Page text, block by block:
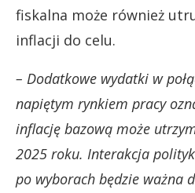
fiskalna może również
inflacji do celu.
– Dodatkowe wydatki w
napiętym rynkiem pracy
inflację bazową może
2025 roku. Interakcja
po wyborach będzie ważna